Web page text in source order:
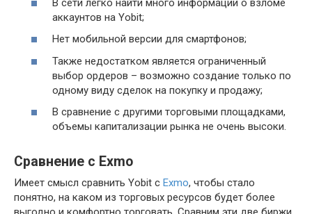
аккаунтов на Yobit;
Нет мобильной версии для смартфонов;
Также недостатком является ограниченный
выбор ордеров – возможно создание только по
одному виду сделок на покупку и продажу;
В сравнение с другими торговыми площадками,
объемы капитализации рынка не очень высоки.
Сравнение с Exmo
Имеет смысл сравнить Yobit с Exmo, чтобы стало
понятно, на каком из торговых ресурсов будет более